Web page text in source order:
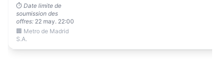
⏱️ Date limite de
soumission des
offres: 22 may. 22:00
🏢 Metro de Madrid
S.A.